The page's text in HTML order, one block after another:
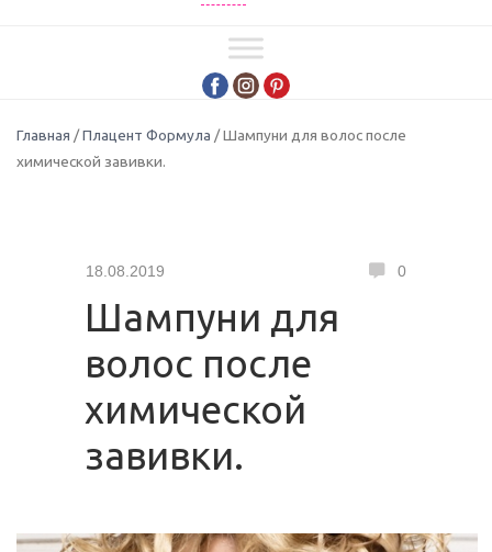
Главная /Плацент Формула / Шампуни для волос после
химической завивки.
18.08.2019 0
Шампуни для
волос после
химической
завивки.